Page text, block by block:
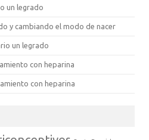
un legrado
y cambiando el modo de nacer
un legrado
con heparina
con heparina